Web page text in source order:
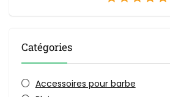
Catégories
Accessoires pour barbe